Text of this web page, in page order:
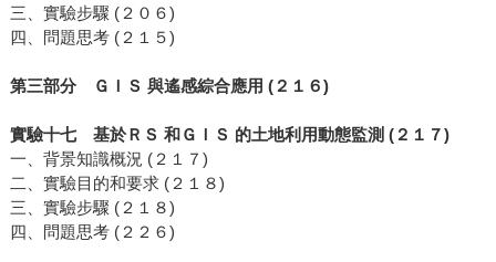
三、實驗步驟 (２０６)
四、問題思考 (２１５)
第三部分 ＧＩＳ 與遙感綜合應用 (２１６)
實驗十七 基於ＲＳ 和ＧＩＳ 的土地利用動態監測 (２１７)
一、背景知識概況 (２１７)
二、實驗目的和要求 (２１８)
三、實驗步驟 (２１８)
四、問題思考 (２２６)